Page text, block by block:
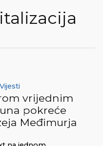
Vijesti
vrijednim
pokreće
Međimurja